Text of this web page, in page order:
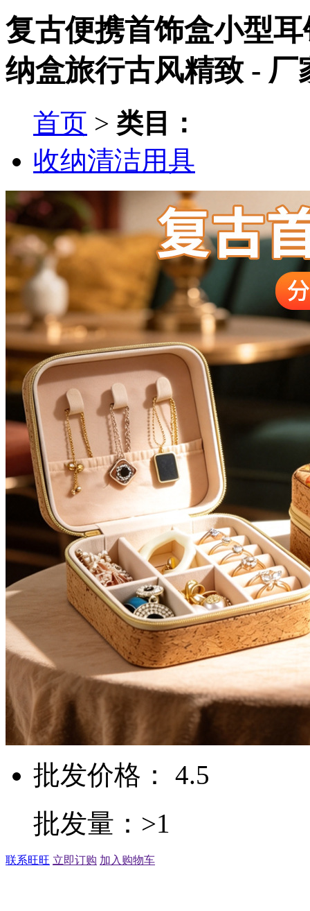
复古便携首饰盒小型
纳盒旅行古风精致 - 厂
首页 > 类目：
收纳清洁用具
批发价格： 4.5
批发量：>1
联系旺旺 立即订购 加入购物车